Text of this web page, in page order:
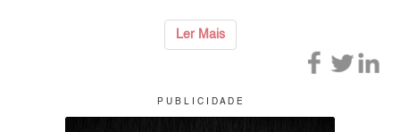
Ler Mais
P U B L I C I D A D E